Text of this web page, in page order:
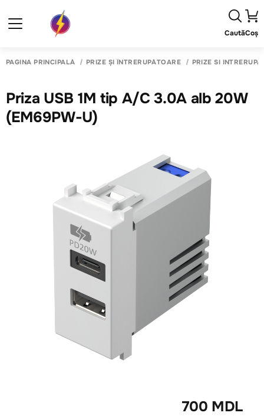
CautăCoș
PAGINA PRINCIPALĂ PRIZE ȘI ÎNTRERUPĂTOARE PRIZE SI
Priza USB 1M tip A/C 3.0A alb 20W
(EM69PW-U)
700 MDL